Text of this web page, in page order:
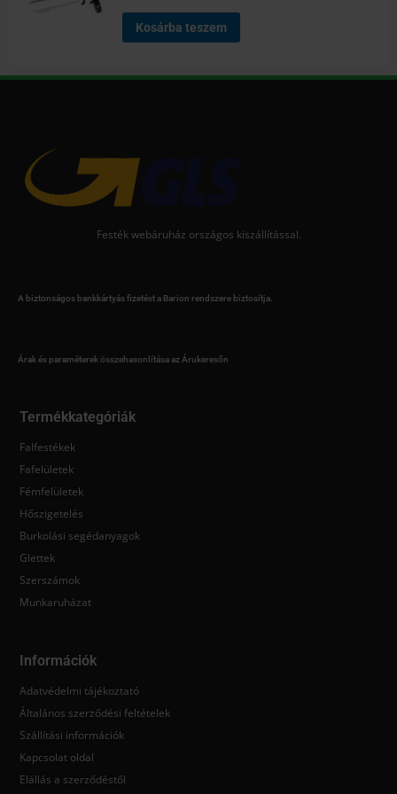
Kosárba teszem
Festék webáruház országos kiszállítással.
A biztonságos bankkártyás fizetést a Barion rendszere biztosítja.
Árak és paraméterek összehasonlítása az Árukeresőn
Termékkategóriák
Falfestékek
Fafelületek
Fémfelületek
Hőszigetelés
Burkolási segédanyagok
Glettek
Szerszámok
Munkaruházat
Információk
Adatvédelmi tájékoztató
Általános szerződési feltételek
Szállítási információk
Kapcsolat oldal
Elállás a szerződéstől